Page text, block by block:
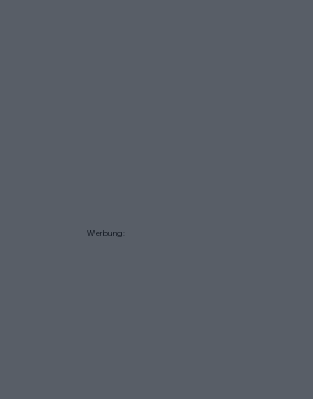
Werbung: